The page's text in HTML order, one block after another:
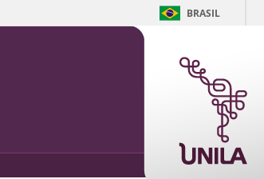
BRASIL